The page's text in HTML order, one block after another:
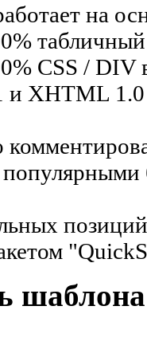
на
табличный
CSS / DIV
XHTML 1.0
позиций
шаблона